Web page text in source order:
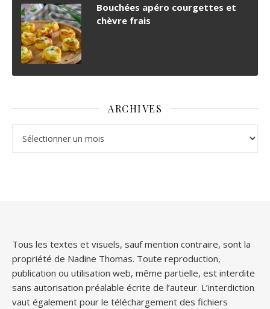
Bouchées apéro courgettes et
chèvre frais
ARCHIVES
Tous les textes et visuels, sauf mention contraire, sont la
propriété de Nadine Thomas. Toute reproduction,
publication ou utilisation web, même partielle, est interdite
sans autorisation préalable écrite de l’auteur. L’interdiction
vaut également pour le téléchargement des fichiers